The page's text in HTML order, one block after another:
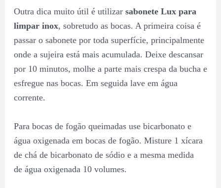
Outra dica muito útil é utilizarsabonete Lux para
limpar inox, sobretudo as bocas. A primeira coisa é
passar o sabonete por toda superfície, principalmente
onde a sujeira está mais acumulada. Deixe descansar
por 10 minutos, molhe a parte mais crespa da bucha e
esfregue nas bocas. Em seguida lave em água
corrente.
Para bocas de fogão queimadas use bicarbonato e
água oxigenada em bocas de fogão. Misture 1 xícara
de chá de bicarbonato de sódio e a mesma medida
de água oxigenada 10 volumes.